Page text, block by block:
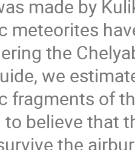
made by
meteorites
the
we
fragments of
to believe that
the